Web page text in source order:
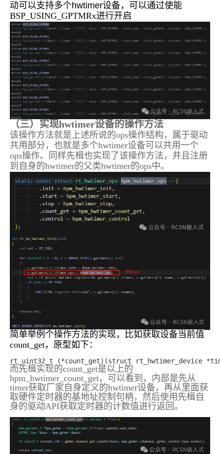
动可以支持多个hwtimer设备，可以通过使能
BSP_USING_GPTMRx进行开启
（三）实现hwtimer设备的操作方法
该操作方法就是上述所说的ops操作结构，属于驱动
共用部分，也就是多个hwtimer设备可以共用一个
ops操作。同样先楫也实现了该操作方法，并且注册
到自身的hwtimer的父类hwtimer的ops中。
简单举例个操作方法的实现，比如获取设备当前值
count_get，原型如下：
rt_uint32_t (*count_get)(struct rt_hwtimer_device
而先楫实现的count_get是以上的
hpm_hwtimer_count_get，可以看到，内部是先从
timer获取厂家自身定义的hwtimer设备，再从里面获
取硬件定时器的基地址控制句柄，然后使用先楫自
身的驱动API获取定时器的计数值进行返回。